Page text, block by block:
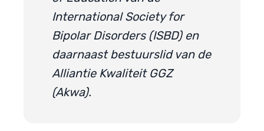
International Society for
Bipolar Disorders (ISBD) en
daarnaast bestuurslid van de
Alliantie Kwaliteit GGZ
(Akwa).